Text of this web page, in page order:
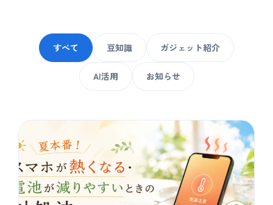
すべて 豆知識 ガジェット紹介
AI活用 お知らせ